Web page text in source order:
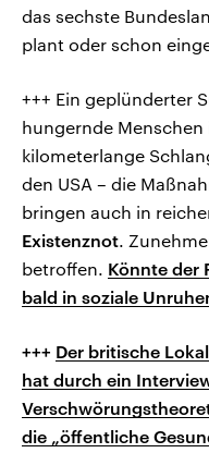
das sechste
plant oder schon
+++ Ein geplünderter
hungernde
kilometerlange
den USA – die
bringen auch in
Existenznot.
betroffen. Könnte der
bald in soziale
+++ Der britische
hat durch ein
die „öffentliche